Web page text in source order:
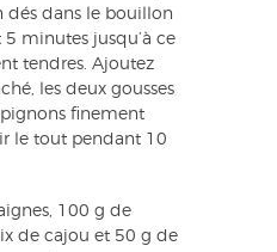
dés dans le bouillon
minutes jusqu’à ce
tendres. Ajoutez
les deux gousses
finement
le tout pendant 10
100 g de
de cajou et 50 g de